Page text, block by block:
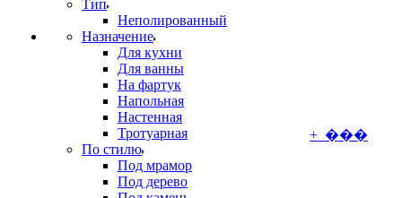
Тип
Неполированный
Назначение
Для кухни
Для ванны
На фартук
Напольная
Настенная
Тротуарная
По стилю
Под мрамор
Под дерево
+ ���